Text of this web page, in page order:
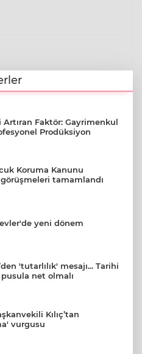
Artıran Faktör: Gayrimenkul
Prodüksiyon
Koruma Kanunu
tamamlandı
yeni dönem
'tutarlılık' mesajı... Tarihi
net olmalı
Kılıç’tan
vurgusu